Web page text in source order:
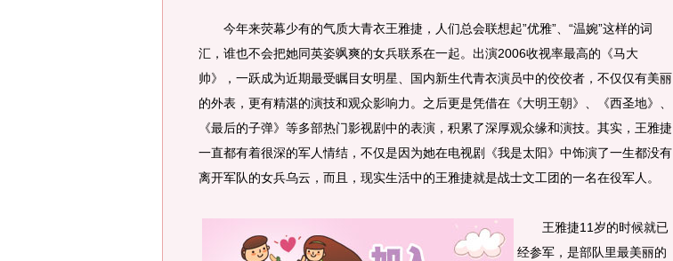
今年来荧幕少有的气质大青衣王雅捷，人们总会联想起”优雅”、“温婉”这样的词
汇，谁也不会把她同英姿飒爽的女兵联系在一起。出演2006收视率最高的《马大
帅》，一跃成为近期最受瞩目女明星、国内新生代青衣演员中的佼佼者，不仅仅有美丽
的外表，更有精湛的演技和观众影响力。之后更是凭借在《大明王朝》、《西圣地》、
《最后的子弹》等多部热门影视剧中的表演，积累了深厚观众缘和演技。其实，王雅捷
一直都有着很深的军人情结，不仅是因为她在电视剧《我是太阳》中饰演了一生都没有
离开军队的女兵乌云，而且，现实生活中的王雅捷就是战士文工团的一名在役军人。
王雅捷11岁的时候就已
经参军，是部队里最美丽的